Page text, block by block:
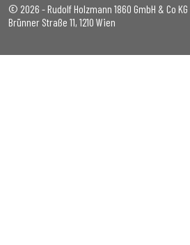
© 2026 - Rudolf Holzmann 1860 GmbH & Co KG
Brünner Straße 11, 1210 Wien